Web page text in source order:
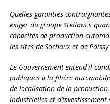
Quelles garanties
exiger du groupe Stellantis
capacités de production
les sites de Sochaux et de Poissy
Le Gouvernement entend-il
publiques à la filière
de localisation de la
industrielles et